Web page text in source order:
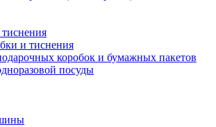
и тиснения
коробок и бумажных пакетов
посуды